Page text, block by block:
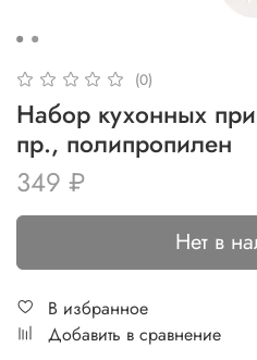
(0)
Набор кухонных
пр., полипропилен
349 ₽
Нет в
В избранное
Добавить в сравнение